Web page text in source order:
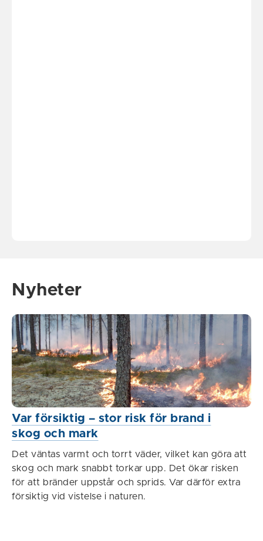
Nyheter
Var försiktig – stor risk för brand i
skog och mark
Det väntas varmt och torrt väder, vilket kan göra att
skog och mark snabbt torkar upp. Det ökar risken
för att bränder uppstår och sprids. Var därför extra
försiktig vid vistelse i naturen.